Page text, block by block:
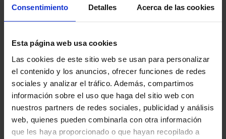
Consentimiento Detalles Acerca de las cookies
Esta página web usa cookies
Las cookies de este sitio web se usan para personalizar
el contenido y los anuncios, ofrecer funciones de redes
sociales y analizar el tráfico. Además, compartimos
información sobre el uso que haga del sitio web con
nuestros partners de redes sociales, publicidad y análisis
web, quienes pueden combinarla con otra información
que les haya proporcionado o que hayan recopilado a
La adolescencia necesita atencion especializada. Lo